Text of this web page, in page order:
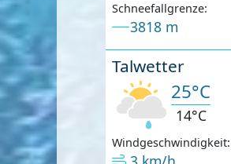
Schneefallgrenze:
3818 m
Talwetter
25°C
14°C
Windgeschwindigkeit: